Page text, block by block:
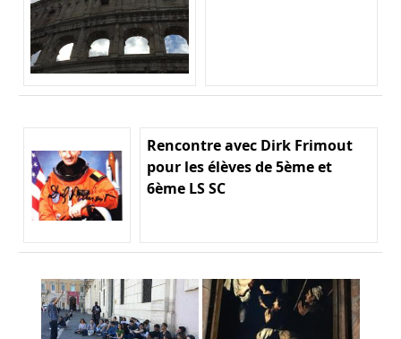
Rencontre avec Dirk Frimout
pour les élèves de 5ème et
6ème LS SC